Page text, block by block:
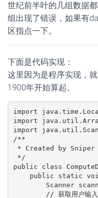
世纪前半叶的几组数据
组出现了错误，如果有
区指点一下。
下面是代码实现：
这里因为是程序实现，
1900年开始算起。
import
import
import
/**
* Created by Sniper
*/
public class
public static
Scanner
// 获取用户输入